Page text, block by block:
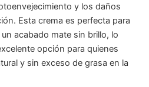
y los daños
Esta crema es perfecta para
acabado mate sin brillo, lo
opción para quienes
y sin exceso de grasa en la